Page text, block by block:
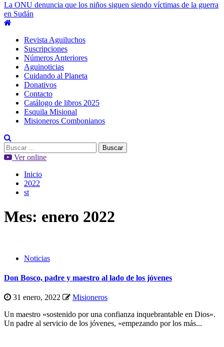
La ONU denuncia que los niños siguen siendo víctimas de la guerra
en Sudán
Revista Aguiluchos
Suscripciones
Números Anteriores
Aguinoticias
Cuidando al Planeta
Donativos
Contacto
Catálogo de libros 2025
Esquila Misional
Misioneros Combonianos
Buscar:
Ver online
Inicio
2022
st
Mes: enero 2022
Noticias
Don Bosco, padre y maestro al lado de los jóvenes
31 enero, 2022
Misioneros
Un maestro «sostenido por una confianza inquebrantable en Dios».
Un padre al servicio de los jóvenes, «empezando por los más...